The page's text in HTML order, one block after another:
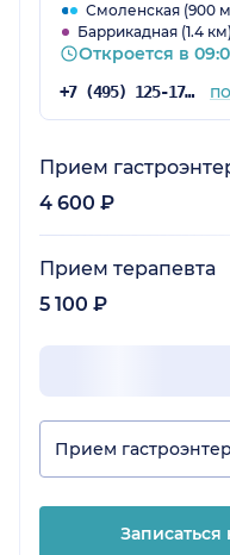
Смоленская (900
Баррикадная (1.4 км)
Откроется в
+7 (495) 125-17-00
Прием
4 600 ₽
Прием терапевта
5 100 ₽
Прием